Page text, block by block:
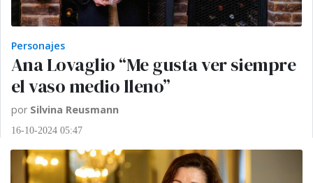
Personajes
Ana Lovaglio “Me gusta ver siempre
el vaso medio lleno”
por Silvina Reusmann
16-10-2024 05:47